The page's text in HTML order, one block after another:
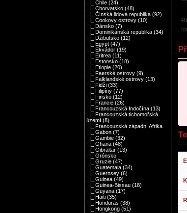
|_ Chile (24)
|_ Chorvatsko (48)
|_ Čínská lidová republika (92)
|_ Cookovy ostrovy (10)
|_ Dánsko (7)
|_ Dominikánská republika (34)
|_ Džibutsko (12)
|_ Egypt (47)
|_ Ekvádor (19)
|_ Eritrea (11)
|_ Estonsko (18)
|_ Etiopie (20)
|_ Faerské ostrovy (9)
|_ Falklandské ostrovy (13)
|_ Fidži (33)
|_ Filipíny (77)
|_ Finsko (12)
|_ Francie (26)
|_ Francouzská Indočína (13)
|_ Francouzská tichomořská
území (8)
|_ Francouzská západní Afrika
|_ Gabon (7)
|_ Gambie (32)
|_ Ghana (48)
|_ Gibraltar (13)
|_ Grónsko
|_ Gruzie (47)
|_ Guatemala (34)
|_ Guernsey (6)
|_ Guinea (49)
|_ Guinea-Bissau (18)
|_ Guyana (17)
|_ Haiti (35)
|_ Honduras (38)
|_ Hongkong (51)